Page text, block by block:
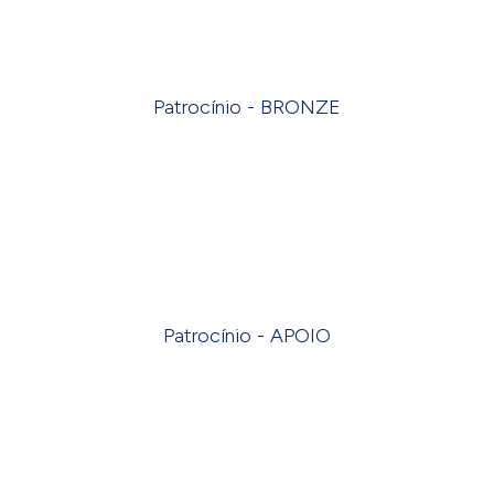
Patrocínio - BRONZE
Patrocínio - APOIO